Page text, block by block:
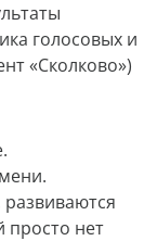
голосовых и
«Сколково»)
просто нет